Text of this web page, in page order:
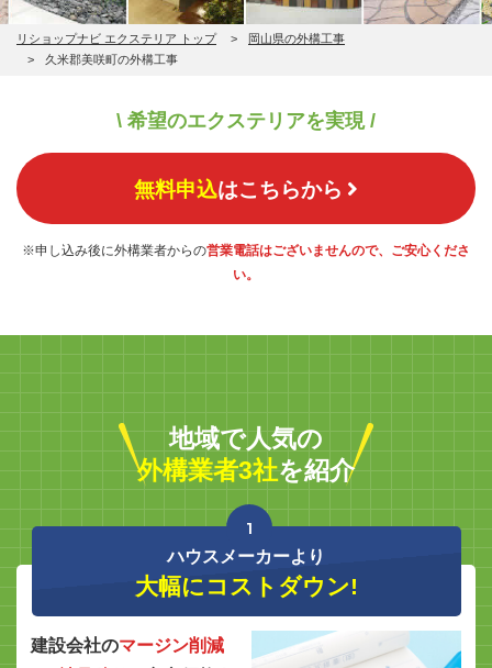
リショップナビ エクステリア トップ
岡山県の外構工事
久米郡美咲町の外構工事
\ 希望のエクステリアを実現 /
無料申込はこちらから
※申し込み後に外構業者からの営業電話はございませんので、ご安心くださ
い。
地域で人気の
外構業者3社を紹介
1
ハウスメーカーより
大幅にコストダウン!
建設会社のマージン削減